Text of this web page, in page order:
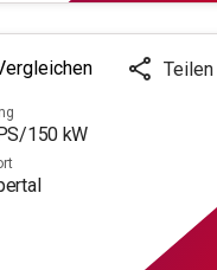
Teilen
150 kW